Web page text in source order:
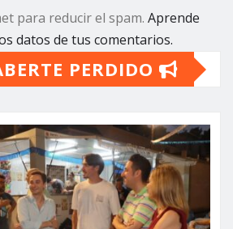
para reducir el spam. Aprende
datos de tus comentarios.
PERDIDO